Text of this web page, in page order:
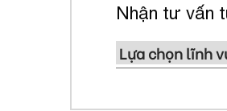
Nhận tư vấn